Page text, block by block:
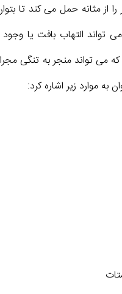
از مثانه حمل می کند تا
می تواند التهاب بافت یا
می تواند منجر به تنگی
به موارد زیر اشاره کرد: